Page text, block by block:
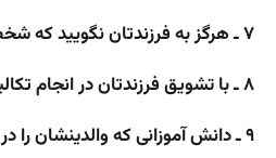
۷ ـ هرگز به فرزندتان نگویید که شخص بدی است و چون این کار به عزّت نفس او ضرر می زند . رفتار نامناسبی که از او سر زده را دوست نداشته باشید نه خود او را .
۸ ـ با تشویق فرزندتان در انجام تکالیف و تمرین های لازم در ایام امتحانات به آنها دلگرمی دهید .
۹ ـ دانش آموزانی که والدینشان را در حال خواندن می بیینند اغلب مطالعه کننده بار می آیند و این را می پذیرند که مطالعه کردن از فعالیتهای خیلی مهم است .